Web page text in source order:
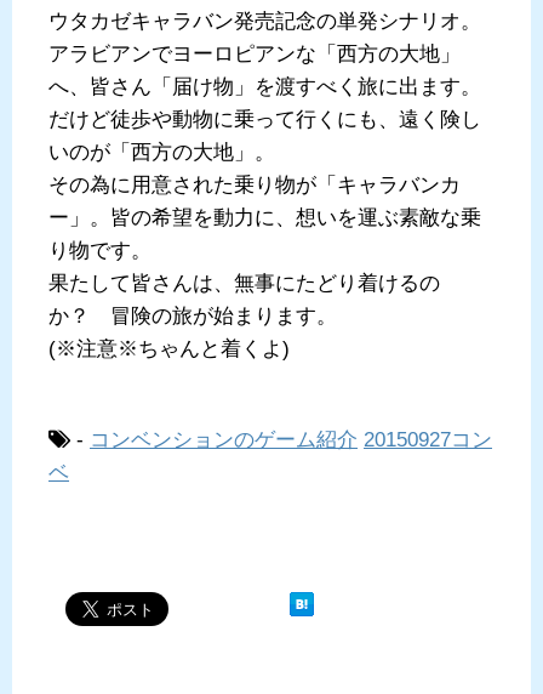
ウタカゼキャラバン発売記念の単発シナリオ。
アラビアンでヨーロピアンな「西方の大地」
へ、皆さん「届け物」を渡すべく旅に出ます。
だけど徒歩や動物に乗って行くにも、遠く険し
いのが「西方の大地」。
その為に用意された乗り物が「キャラバンカ
ー」。皆の希望を動力に、想いを運ぶ素敵な乗
り物です。
果たして皆さんは、無事にたどり着けるの
か？ 冒険の旅が始まります。
(※注意※ちゃんと着くよ)
- コンベンションのゲーム紹介 20150927コン
ベ